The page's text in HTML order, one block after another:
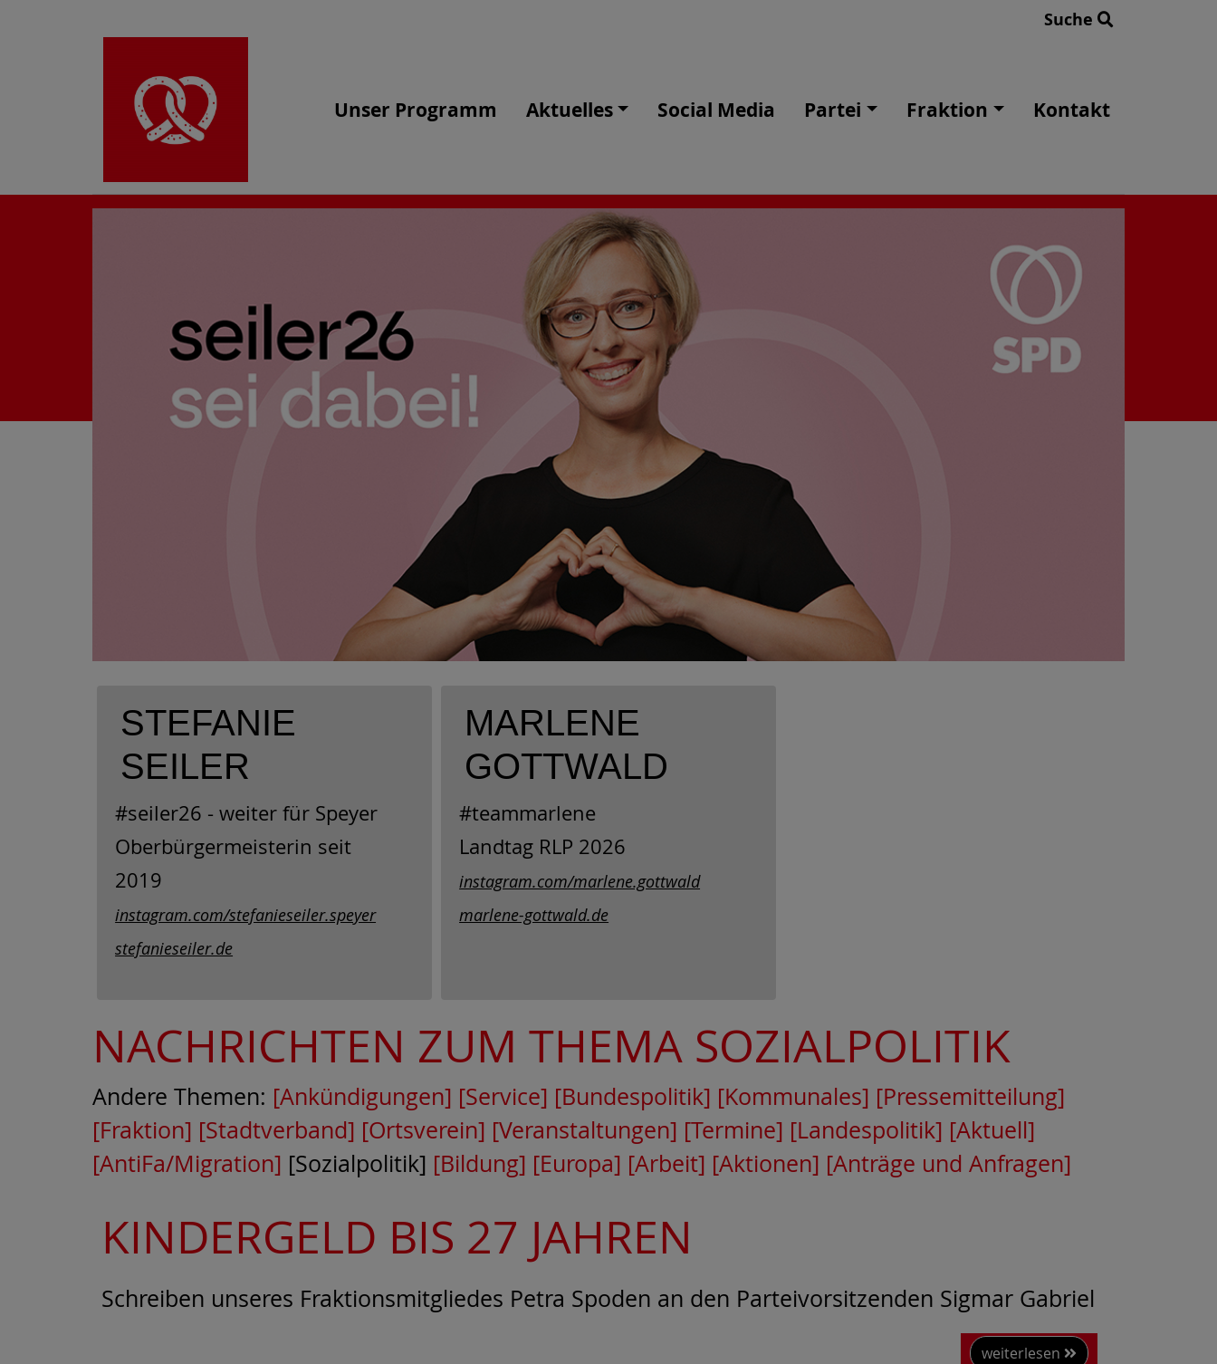
Suche
Unser Programm Aktuelles Social Media Partei Fraktion Kontakt
STEFANIE
SEILER
#seiler26 - weiter für Speyer
Oberbürgermeisterin seit
2019
instagram.com/stefanieseiler.speyer
stefanieseiler.de
MARLENE
GOTTWALD
#teammarlene
Landtag RLP 2026
instagram.com/marlene.gottwald
marlene-gottwald.de
NACHRICHTEN ZUM THEMA SOZIALPOLITIK
Andere Themen: [Ankündigungen] [Service] [Bundespolitik] [Kommunales] [Pressemitteilung]
[Fraktion] [Stadtverband] [Ortsverein] [Veranstaltungen] [Termine] [Landespolitik] [Aktuell]
[AntiFa/Migration] [Sozialpolitik] [Bildung] [Europa] [Arbeit] [Aktionen] [Anträge und Anfragen]
KINDERGELD BIS 27 JAHREN
Schreiben unseres Fraktionsmitgliedes Petra Spoden an den Parteivorsitzenden Sigmar Gabriel
weiterlesen